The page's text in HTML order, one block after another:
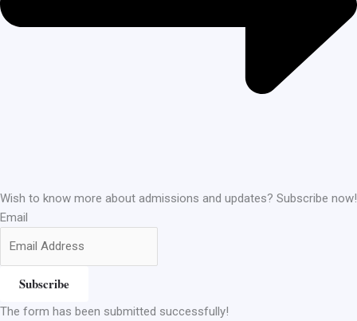
Wish to know more about admissions and updates? Subscribe now!
Email
Subscribe
The form has been submitted successfully!